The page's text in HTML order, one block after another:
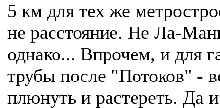
5 км для тех же
не расстояние. Не Ла-
однако... Впрочем, и для
трубы после "Потоков" -
плюнуть и растереть. Да и